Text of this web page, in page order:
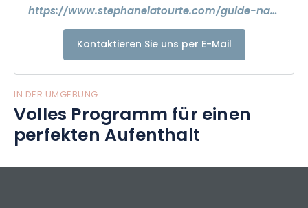
https://www.stephanelatourte.com/guide-nature
Kontaktieren Sie uns per E-Mail
IN DER UMGEBUNG
Volles Programm für einen
perfekten Aufenthalt